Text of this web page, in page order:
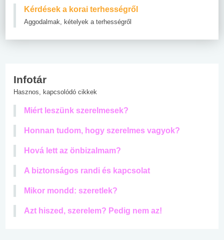
Kérdések a korai terhességről
Aggodalmak, kételyek a terhességről
Infotár
Hasznos, kapcsolódó cikkek
Miért leszünk szerelmesek?
Honnan tudom, hogy szerelmes vagyok?
Hová lett az önbizalmam?
A biztonságos randi és kapcsolat
Mikor mondd: szeretlek?
Azt hiszed, szerelem? Pedig nem az!